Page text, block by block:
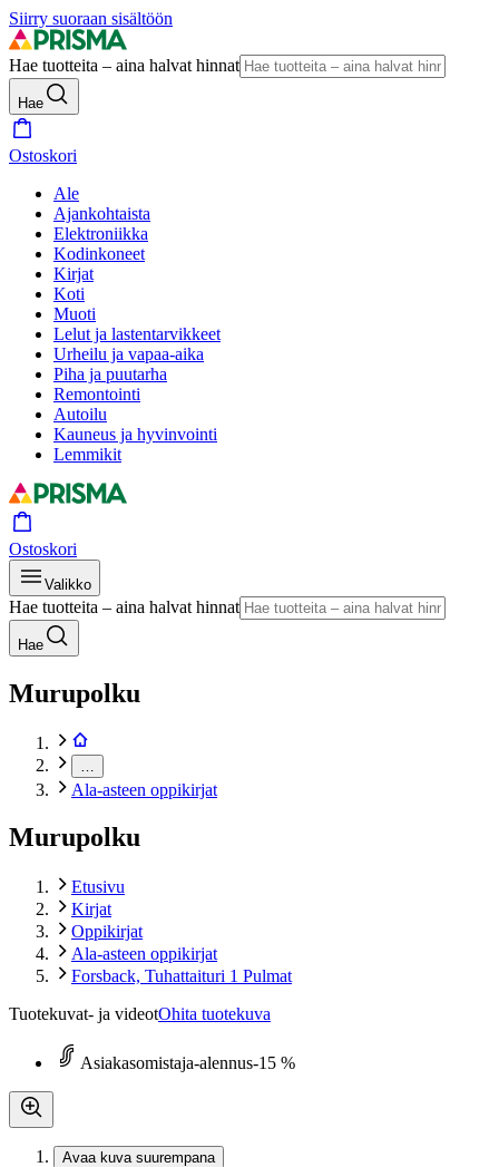
Siirry suoraan sisältöön
Hae tuotteita – aina halvat hinnat
Hae
Ostoskori
Ale
Ajankohtaista
Elektroniikka
Kodinkoneet
Kirjat
Koti
Muoti
Lelut ja lastentarvikkeet
Urheilu ja vapaa-aika
Piha ja puutarha
Remontointi
Autoilu
Kauneus ja hyvinvointi
Lemmikit
Ostoskori
Valikko
Hae tuotteita – aina halvat hinnat
Hae
Murupolku
Ala-asteen oppikirjat
Murupolku
Etusivu
Kirjat
Oppikirjat
Ala-asteen oppikirjat
Forsback, Tuhattaituri 1 Pulmat
Tuotekuvat- ja videotOhita tuotekuva
Asiakasomistaja-alennus-15 %
Avaa kuva suurempana